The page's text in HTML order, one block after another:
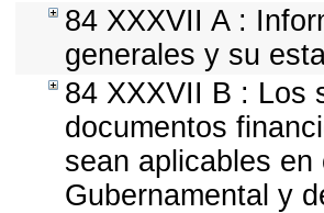
84 XXXVII A :
generales y su
84 XXXVII B : Los
documentos
sean aplicables
Gubernamental y